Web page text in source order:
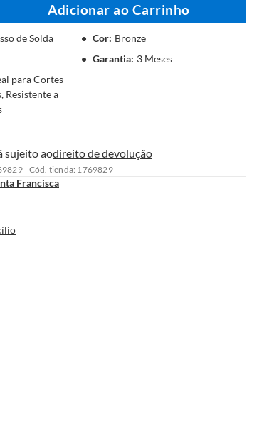
Adicionar ao Carrinho
de Solda Cor: Bronze
Garantia: 3 Meses
para Cortes
Resistente a
sujeito aodireito de devolução
Cód. tienda: 1769829
Francisca